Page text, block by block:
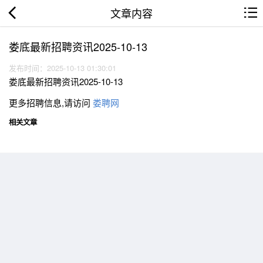
文章内容
娄底最新招聘资讯2025-10-13
发布时间：2025-10-13 01:30:01
娄底最新招聘资讯2025-10-13
更多招聘信息,请访问 娄聘网
相关文章